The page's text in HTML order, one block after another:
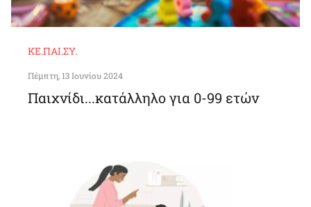
ΚΕ.ΠΑΙ.ΣΥ.
Πέμπτη, 13 Ιουνίου 2024
Παιχνίδι...κατάλληλο για 0-99 ετών